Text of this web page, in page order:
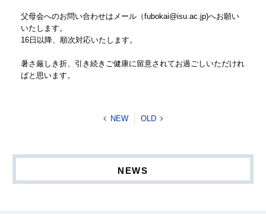
父母会へのお問い合わせはメール（fubokai@isu.ac.jp)へお願い
いたします。
16日以降、順次対応いたします。
暑さ厳しき折、引き続きご健康に留意されてお過ごしいただけれ
ばと思います。
NEW OLD
NEWS